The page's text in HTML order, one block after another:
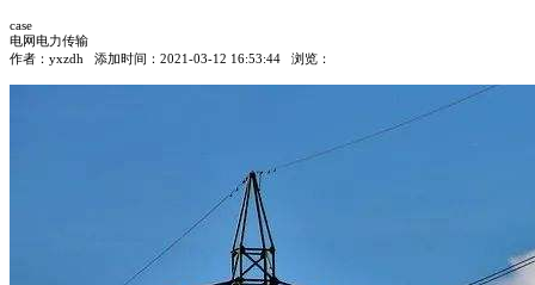
case
电网电力传输
作者： yxzdh 添加时间：2021-03-12 16:53:44 浏览：